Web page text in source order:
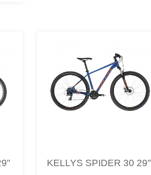
KELLYS SPIDER 30 29"